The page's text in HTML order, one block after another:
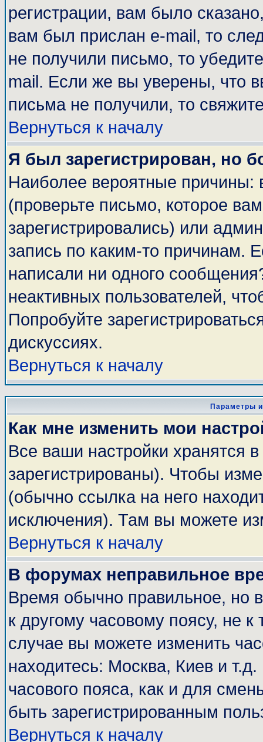
регистрации, вам было
вам был прислан e-mail, то
не получили письмо, то
mail. Если же вы уверены, что
письма не получили, то
Вернуться к началу
Я был зарегистрирован, но
Наиболее вероятные причины:
(проверьте письмо, которое
зарегистрировались) или
запись по каким-то причинам.
написали ни одного
неактивных пользователей,
Попробуйте
дискуссиях.
Вернуться к началу
Параметры
Как мне изменить мои
Все ваши настройки хранятся
зарегистрированы). Чтобы
(обычно ссылка на него
исключения). Там вы можете
Вернуться к началу
В форумах неправильное
Время обычно правильное, но
к другому часовому поясу, не
случае вы можете изменить
находитесь: Москва, Киев и
часового пояса, как и для
быть зарегистрированным
Вернуться к началу